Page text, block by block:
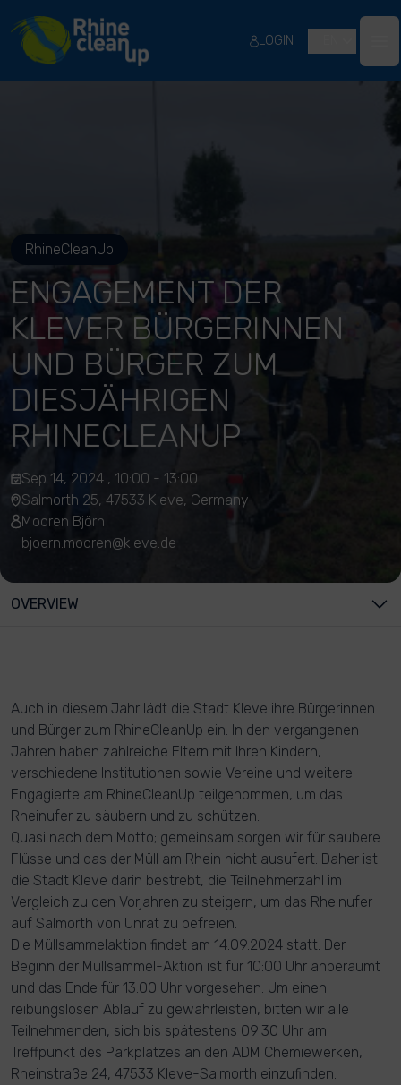
River Cleanup
LOGIN
RhineCleanUp
ENGAGEMENT DER
KLEVER BÜRGERINNEN
UND BÜRGER ZUM
DIESJÄHRIGEN
RHINECLEANUP
Sep 14, 2024 , 10:00 - 13:00
Salmorth 25, 47533 Kleve, Germany
Mooren Björn
bjoern.mooren@kleve.de
OVERVIEW
Auch in diesem Jahr lädt die Stadt Kleve ihre Bürgerinnen
und Bürger zum RhineCleanUp ein. In den vergangenen
Jahren haben zahlreiche Eltern mit Ihren Kindern,
verschiedene Institutionen sowie Vereine und weitere
Engagierte am RhineCleanUp teilgenommen, um das
Rheinufer zu säubern und zu schützen.
Quasi nach dem Motto; gemeinsam sorgen wir für saubere
Flüsse und das der Müll am Rhein nicht ausufert. Daher ist
die Stadt Kleve darin bestrebt, die Teilnehmerzahl im
Vergleich zu den Vorjahren zu steigern, um das Rheinufer
auf Salmorth von Unrat zu befreien.
Die Müllsammelaktion findet am 14.09.2024 statt. Der
Beginn der Müllsammel-Aktion ist für 10:00 Uhr anberaumt
und das Ende für 13:00 Uhr vorgesehen. Um einen
reibungslosen Ablauf zu gewährleisten, bitten wir alle
Teilnehmenden, sich bis spätestens 09:30 Uhr am
Treffpunkt des Parkplatzes an den ADM Chemiewerken,
Rheinstraße 24, 47533 Kleve-Salmorth einzufinden.